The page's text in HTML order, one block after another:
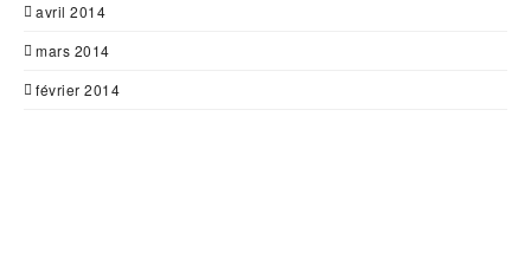
avril 2014
mars 2014
février 2014